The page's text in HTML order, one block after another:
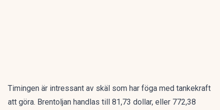
Timingen är intressant av skäl som har föga med tankekraft
att göra. Brentoljan handlas till 81,73 dollar, eller 772,38